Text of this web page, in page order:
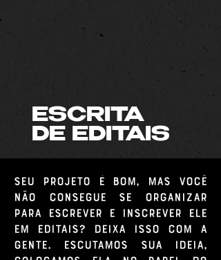
ESCRITA
DE EDITAIS
Seu projeto é bom, mas você
não consegue se organizar
para escrever e inscrever ele
em editais? Deixa isso com a
gente. Escutamos sua ideia,